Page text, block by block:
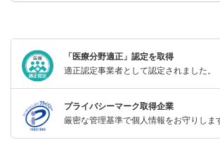
「医療分野適正」認定を取得
適正認定事業者として認定されました。
プライバシーマーク取得企業
厳密な管理基準で個人情報をお守りしま